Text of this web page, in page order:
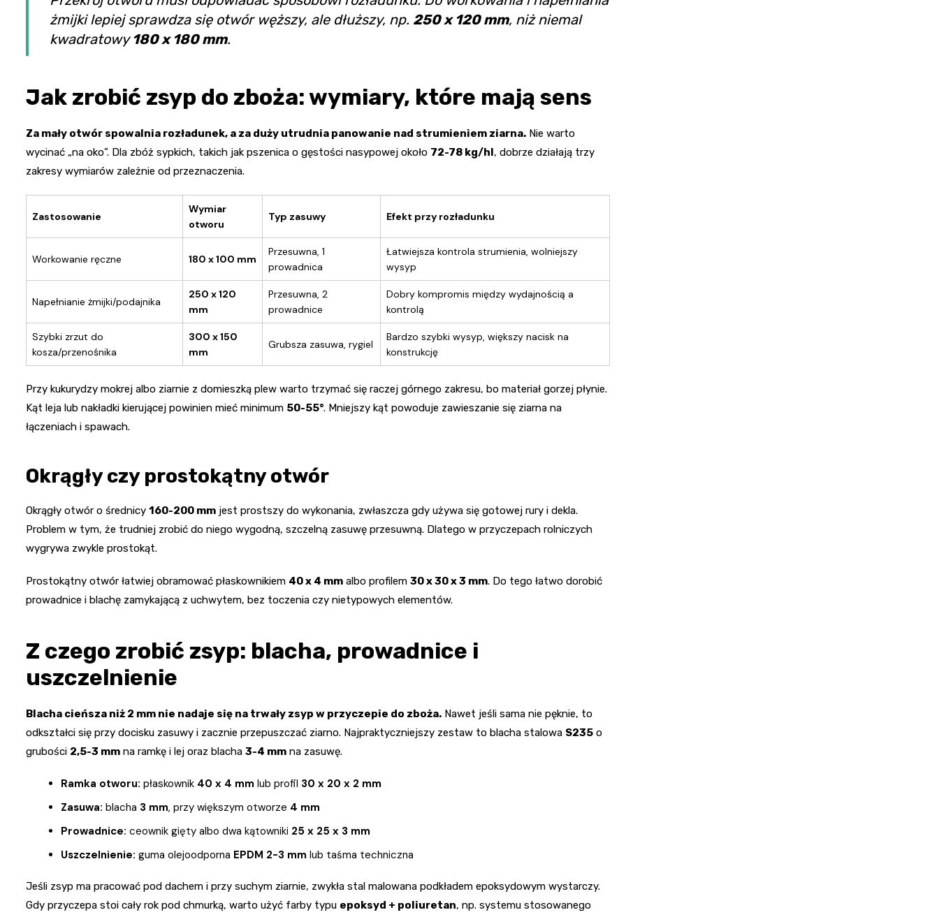
żmijki lepiej sprawdza się otwór węższy, ale dłuższy, np. 250 x 120 mm, niż niemal
kwadratowy180 x 180 mm.
Jak zrobić zsyp do zboża: wymiary, które mają sens
Za mały otwór spowalnia rozładunek, a za duży utrudnia panowanie nad strumieniem ziarna. Nie warto
wycinać „na oko”. Dla zbóż sypkich, takich jak pszenica o gęstości nasypowej około 72-78 kg/hl, dobrze działają trzy
zakresy wymiarów zależnie od przeznaczenia.
Zastosowanie
Wymiar
otworu
Typ zasuwy Efekt przy rozładunku
Workowanie ręczne 180 x 100 mm
Przesuwna, 1
prowadnica
Łatwiejsza kontrola strumienia, wolniejszy
wysyp
Napełnianie żmijki/podajnika
250 x 120
mm
Przesuwna, 2
prowadnice
Dobry kompromis między wydajnością a
kontrolą
Szybki zrzut do
kosza/przenośnika
300 x 150
mm
Grubsza zasuwa, rygiel
Bardzo szybki wysyp, większy nacisk na
konstrukcję
Przy kukurydzy mokrej albo ziarnie z domieszką plew warto trzymać się raczej górnego zakresu, bo materiał gorzej płynie.
Kąt leja lub nakładki kierującej powinien mieć minimum 50-55°. Mniejszy kąt powoduje zawieszanie się ziarna na
łączeniach i spawach.
Okrągły czy prostokątny otwór
Okrągły otwór o średnicy 160-200 mm jest prostszy do wykonania, zwłaszcza gdy używa się gotowej rury i dekla.
Problem w tym, że trudniej zrobić do niego wygodną, szczelną zasuwę przesuwną. Dlatego w przyczepach rolniczych
wygrywa zwykle prostokąt.
Prostokątny otwór łatwiej obramować płaskownikiem 40 x 4 mm albo profilem 30 x 30 x 3 mm. Do tego łatwo dorobić
prowadnice i blachę zamykającą z uchwytem, bez toczenia czy nietypowych elementów.
Z czego zrobić zsyp: blacha, prowadnice i
uszczelnienie
Blacha cieńsza niż 2 mm nie nadaje się na trwały zsyp w przyczepie do zboża. Nawet jeśli sama nie pęknie, to
odkształci się przy docisku zasuwy i zacznie przepuszczać ziarno. Najpraktyczniejszy zestaw to blacha stalowa S235 o
grubości 2,5-3 mm na ramkę i lej oraz blacha 3-4 mm na zasuwę.
Ramka otworu: płaskownik 40 x 4 mm lub profil 30 x 20 x 2 mm
Zasuwa: blacha 3 mm, przy większym otworze 4 mm
Prowadnice: ceownik gięty albo dwa kątowniki 25 x 25 x 3 mm
Uszczelnienie: guma olejoodporna EPDM 2-3 mm lub taśma techniczna
Jeśli zsyp ma pracować pod dachem i przy suchym ziarnie, zwykła stal malowana podkładem epoksydowym wystarczy.
Gdy przyczepa stoi cały rok pod chmurką, warto użyć farby typu epoksyd + poliuretan, np. systemu stosowanego